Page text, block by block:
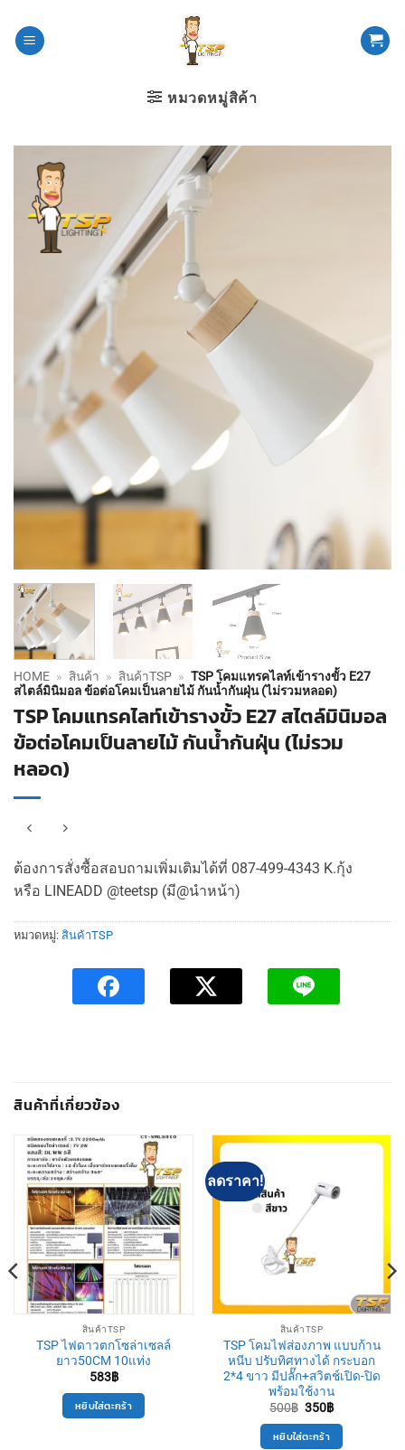
หมวดหมู่สิค้า
HOME » สินค้า » สินค้าTSP » TSP โคมแทรคไลท์เข้ารางขั้ว E27
สไตล์มินิมอล ข้อต่อโคมเป็นลายไม้ กันน้ำกันฝุ่น (ไม่รวมหลอด)
TSP โคมแทรคไลท์เข้ารางขั้ว E27 สไตล์มินิมอล
ข้อต่อโคมเป็นลายไม้ กันน้ำกันฝุ่น (ไม่รวม
หลอด)
ต้องการสั่งซื้อสอบถามเพิ่มเติมได้ที่ 087-499-4343 K.กุ้ง
หรือ LINEADD @teetsp (มี@นำหน้า)
หมวดหมู่: สินค้าTSP
สินค้าที่เกี่ยวข้อง
สินค้าTSP
TSP ไฟดาวตกโซล่าเซลล์
ยาว50CM 10แท่ง
583฿
หยิบใส่ตะกร้า
ลดราคา!
สินค้าTSP
TSP โคมไฟส่องภาพ แบบก้าน
หนีบ ปรับทิศทางได้ กระบอก
2*4 ขาว มีปลั๊ก+สวิตช์เปิด-ปิด
พร้อมใช้งาน
500฿ Original
was:
500฿.
350฿Current
is:
หยิบใส่ตะกร้า